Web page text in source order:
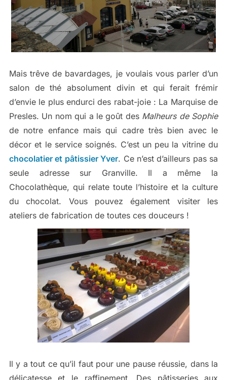
Mais trêve de bavardages, je voulais vous parler d’un
salon de thé absolument divin et qui ferait frémir
d’envie le plus endurci des rabat-joie : La Marquise de
Presles. Un nom qui a le goût des Malheurs de Sophie
de notre enfance mais qui cadre très bien avec le
décor et le service soignés. C’est un peu la vitrine du
chocolatier et pâtissier Yver. Ce n’est d’ailleurs pas sa
seule adresse sur Granville. Il a même la
Chocolathèque, qui relate toute l’histoire et la culture
du chocolat. Vous pouvez également visiter les
ateliers de fabrication de toutes ces douceurs !
Il y a tout ce qu’il faut pour une pause réussie, dans la